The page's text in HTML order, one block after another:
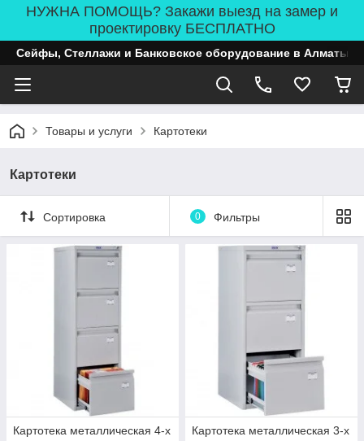
НУЖНА ПОМОЩЬ? Закажи выезд на замер и
проектировку БЕСПЛАТНО
Сейфы, Стеллажи и Банковское оборудование в Алматы
Товары и услуги Картотеки
Картотеки
Сортировка 0 Фильтры
Картотека металлическая 4-х
Картотека металлическая 3-х